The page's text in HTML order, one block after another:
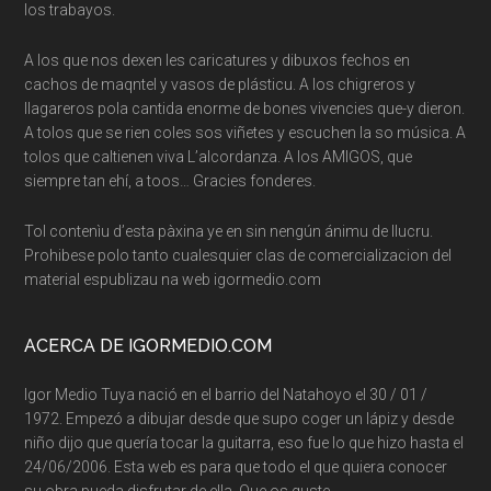
los trabayos.
A los que nos dexen les caricatures y dibuxos fechos en
cachos de maqntel y vasos de plásticu. A los chigreros y
llagareros pola cantida enorme de bones vivencies que-y dieron.
A tolos que se rien coles sos viñetes y escuchen la so música. A
tolos que caltienen viva L’alcordanza. A los AMIGOS, que
siempre tan ehí, a toos… Gracies fonderes.
Tol contenìu d’esta pàxina ye en sin nengún ánimu de llucru.
Prohibese polo tanto cualesquier clas de comercializacion del
material espublizau na web igormedio.com
ACERCA DE IGORMEDIO.COM
Igor Medio Tuya nació en el barrio del Natahoyo el 30 / 01 /
1972. Empezó a dibujar desde que supo coger un lápiz y desde
niño dijo que quería tocar la guitarra, eso fue lo que hizo hasta el
24/06/2006. Esta web es para que todo el que quiera conocer